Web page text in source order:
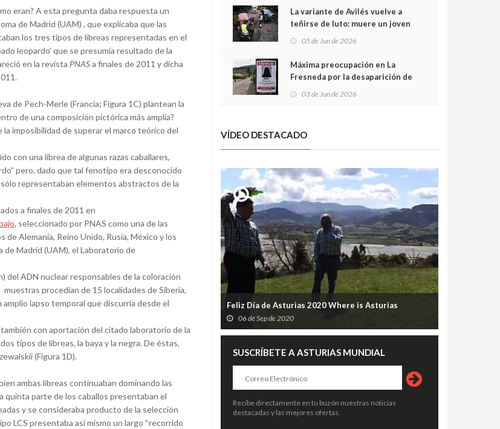
eran? A esta pregunta daba respuesta un
de Madrid (UAM) , que explicaba que las
los tres tipos de libreas representadas en el
leopardo' que se presumía resultado de la
en la revista PNASa finales de 2011 y dicha
de Pech-Merle (Francia; Figura 1C) plantean la
de una composición pictórica más amplia?
imposibilidad de superar el marco teórico del
con una librea de algunas razas caballares,
pero, dado que tal fenotipo era desconocido
representaban elementos abstractos de la
a finales de 2011 en
, seleccionado por PNAS como una de las
Alemania, Reino Unido, Rusia, México y los
Madrid (UAM), el Laboratorio de
del ADN nuclear responsables de la coloración
procedían de 15 localidades de Siberia,
lapso temporal que discurría desde el
con aportación del citado laboratorio de la
tipos de libreas, la baya y la negra. De éstas,
(Figura 1D).
ambas libreas continuaban dominando las
quinta parte de los caballos presentaban el
y se consideraba producto de la selección
LCS presentaba así mismo un largo “recorrido
cabían por los túneles
La variante de Avilés vuelve a
teñirse de luto: muere un joven
05 de Jun de 2026
Máxima preocupación en La
Fresneda por la desaparición de
03 de Jun de 2026
VÍDEO DESTACADO
Feliz Día de Asturias 2020 Where is Asturias
06 de Sep de 2020
SUSCRÍBETE A ASTURIAS MUNDIAL
Recibe directamente en tu buzón nuestras noticias
destacadas y las mejores ofertas.